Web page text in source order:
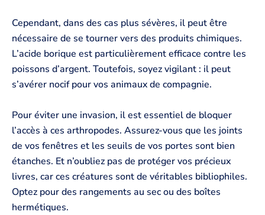
Cependant, dans des cas plus sévères, il peut être
nécessaire de se tourner vers des produits chimiques.
L’acide borique est particulièrement efficace contre les
poissons d’argent. Toutefois, soyez vigilant : il peut
s’avérer nocif pour vos animaux de compagnie.
Pour éviter une invasion, il est essentiel de bloquer
l’accès à ces arthropodes. Assurez-vous que les joints
de vos fenêtres et les seuils de vos portes sont bien
étanches. Et n’oubliez pas de protéger vos précieux
livres, car ces créatures sont de véritables bibliophiles.
Optez pour des rangements au sec ou des boîtes
hermétiques.